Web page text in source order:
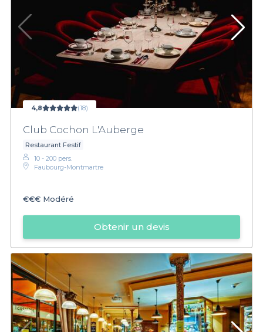
4,8 (18)
Club Cochon L'Auberge
Restaurant Festif
10 - 200 pers.
Faubourg-Montmartre
€€€ Modéré
Obtenir un devis